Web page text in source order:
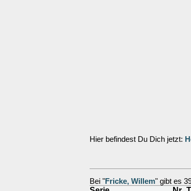
Hier befindest Du Dich jetzt:
Bei "Fricke, Willem" gibt es